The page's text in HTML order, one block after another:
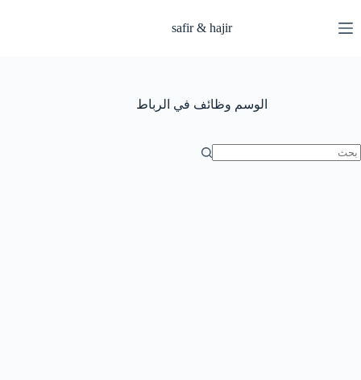
إلى
المحتوى
safir & hajir
الوسم وظائف في الرباط